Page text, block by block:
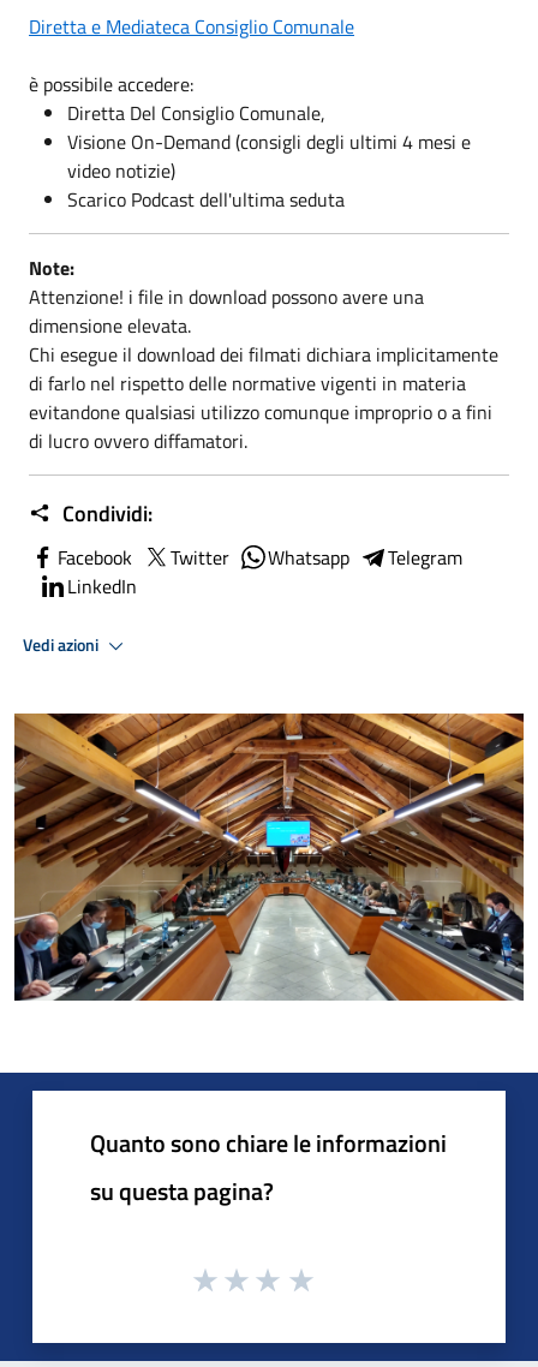
Diretta e Mediateca Consiglio Comunale
è possibile accedere:
Diretta Del Consiglio Comunale,
Visione On-Demand (consigli degli ultimi 4 mesi e
video notizie)
Scarico Podcast dell'ultima seduta
Note:
Attenzione! i file in download possono avere una
dimensione elevata.
Chi esegue il download dei filmati dichiara implicitamente
di farlo nel rispetto delle normative vigenti in materia
evitandone qualsiasi utilizzo comunque improprio o a fini
di lucro ovvero diffamatori.
Condividi:
Facebook Twitter Whatsapp
Telegram
LinkedIn
Vedi azioni
Quanto sono chiare le informazioni
su questa pagina?